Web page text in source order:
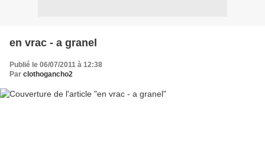
en vrac - a granel
Publié le 06/07/2011 à 12:38
Par clothogancho2